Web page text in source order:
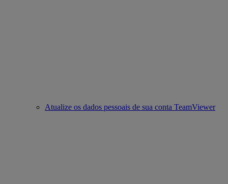
Atualize os dados pessoais de sua conta TeamViewer